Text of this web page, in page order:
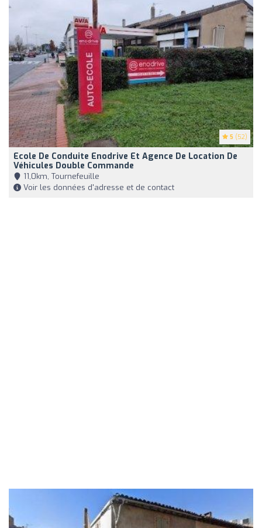
5 (52)
Ecole De Conduite Enodrive Et Agence De Location De
Véhicules Double Commande
11,0km, Tournefeuille
Voir les données d'adresse et de contact